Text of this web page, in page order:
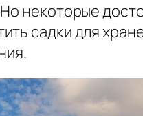
некоторые
садки для